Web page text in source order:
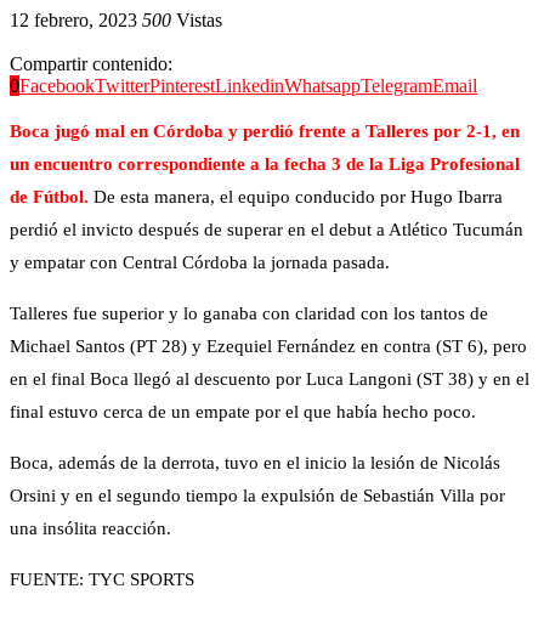
12 febrero, 2023 500 Vistas
Compartir contenido:
0FacebookTwitterPinterestLinkedinWhatsappTelegramEmail
Boca jugó mal en Córdoba y perdió frente a Talleres por 2-1, en
un encuentro correspondiente a la fecha 3 de la Liga Profesional
de Fútbol. De esta manera, el equipo conducido por Hugo Ibarra
perdió el invicto después de superar en el debut a Atlético Tucumán
y empatar con Central Córdoba la jornada pasada.
Talleres fue superior y lo ganaba con claridad con los tantos de
Michael Santos (PT 28) y Ezequiel Fernández en contra (ST 6), pero
en el final Boca llegó al descuento por Luca Langoni (ST 38) y en el
final estuvo cerca de un empate por el que había hecho poco.
Boca, además de la derrota, tuvo en el inicio la lesión de Nicolás
Orsini y en el segundo tiempo la expulsión de Sebastián Villa por
una insólita reacción.
FUENTE: TYC SPORTS